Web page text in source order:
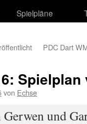
Spielpläne
PDC Dart
von Echse